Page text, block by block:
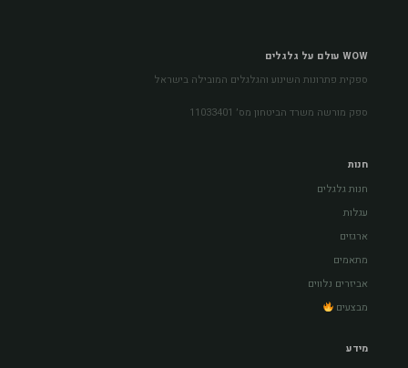
WOW עולם על גלגלים
ספקית פתרונות השינוע והגלגלים המובילה בישראל
ספק מורשה משרד הביטחון מס׳ 11033401
חנות
חנות גלגלים
עגלות
ארגזים
מתאמים
אביזרים נלווים
מבצעים
מידע